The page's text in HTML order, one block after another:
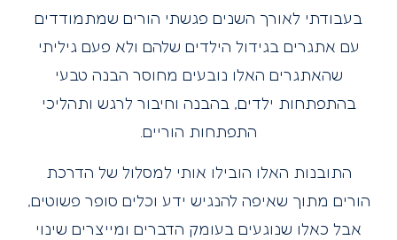
בעבודתי לאורך השנים פגשתי הורים שמתמודדים
עם אתגרים בגידול הילדים שלהם ולא פעם גיליתי
שהאתגרים האלו נובעים מחוסר הבנה טבעי
בהתפתחות ילדים, בהבנה וחיבור לרגש ותהליכי
התפתחות הוריים.
התובנות האלו הובילו אותי למסלול של הדרכת
הורים מתוך שאיפה להנגיש ידע וכלים סופר פשוטים,
אבל כאלו שנוגעים בעומק הדברים ומייצרים שינוי